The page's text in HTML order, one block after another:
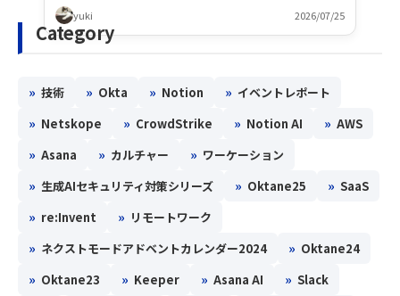
yuki 2026/07/25
Category
» 技術 » Okta » Notion » イベントレポート
» Netskope » CrowdStrike » Notion AI » AWS
» Asana » カルチャー » ワーケーション
» 生成AIセキュリティ対策シリーズ » Oktane25 » SaaS
» re:Invent » リモートワーク
» ネクストモードアドベントカレンダー2024 » Oktane24
» Oktane23 » Keeper » Asana AI » Slack